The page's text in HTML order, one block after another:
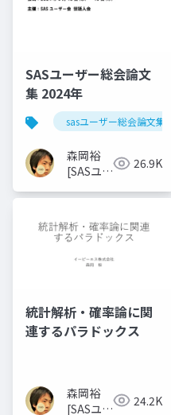
SASユーザー総会論文
集 2024年
sasユーザー総会論文集
森岡裕
[SASユー
世話人]
26.9K
統計解析・確率論に関
連するパラドックス
森岡裕
[SASユー
24.2K